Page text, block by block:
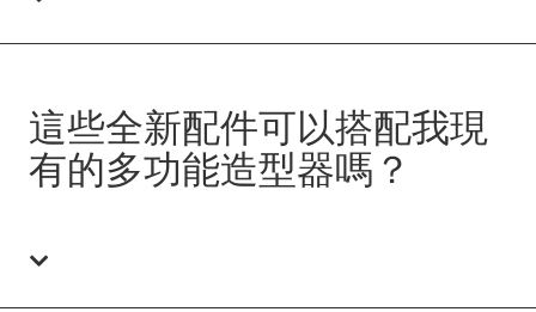
這些全新配件可以搭配我現
有的多功能造型器嗎？